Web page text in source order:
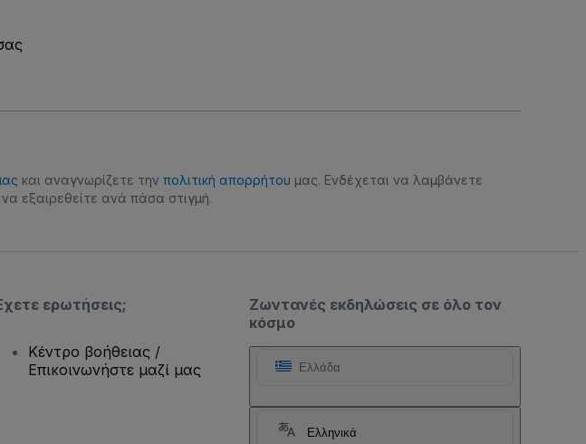
και αναγνωρίζετε την πολιτική απορρήτου μας. Ενδέχεται να λαμβάνετε
εξαιρεθείτε ανά πάσα στιγμή.
Ζωντανές εκδηλώσεις σε όλο τον
κόσμο
Ελλάδα
Ελληνικά
ερωτήσεις;
Κέντρο βοήθειας /
Επικοινωνήστε μαζί μας